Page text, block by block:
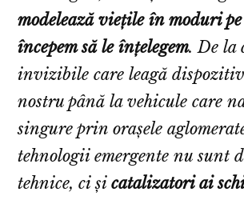
modelează viețile în moduri
începem să le înțelegem. De la
invizibile care leagă
nostru până la vehicule care
singure prin orașele
tehnologii emergente nu sunt
tehnice, ci șicatalizatori ai